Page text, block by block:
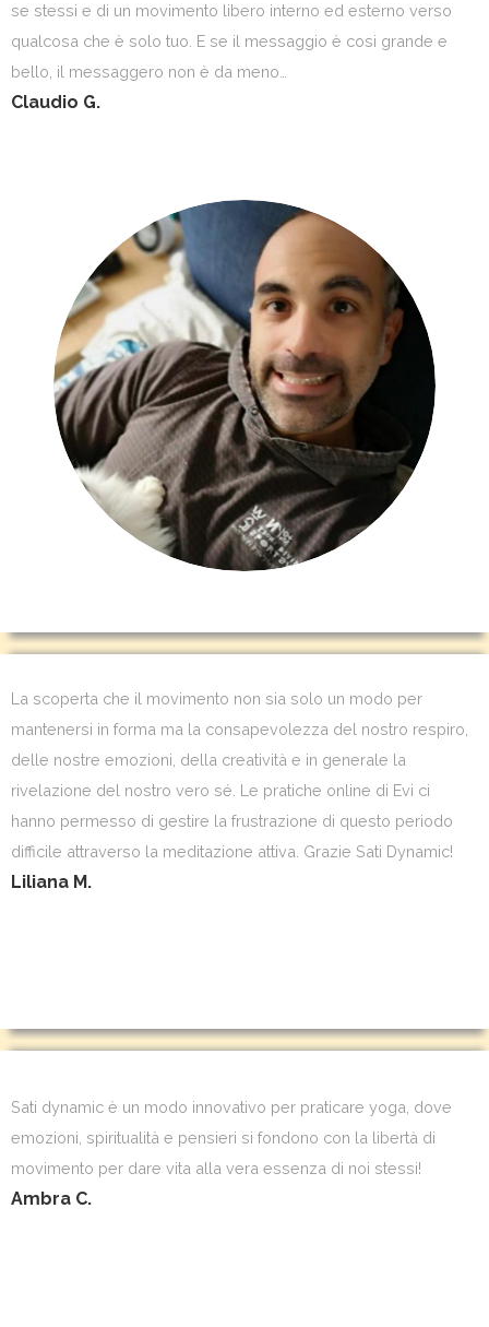
se stessi e di un movimento libero interno ed esterno verso
qualcosa che è solo tuo. E se il messaggio è cosi grande e
bello, il messaggero non è da meno…
Claudio G.
La scoperta che il movimento non sia solo un modo per
mantenersi in forma ma la consapevolezza del nostro respiro,
delle nostre emozioni, della creatività e in generale la
rivelazione del nostro vero sé. Le pratiche online di Evi ci
hanno permesso di gestire la frustrazione di questo periodo
difficile attraverso la meditazione attiva. Grazie Sati Dynamic!
Liliana M.
Sati dynamic è un modo innovativo per praticare yoga, dove
emozioni, spiritualità e pensieri si fondono con la libertà di
movimento per dare vita alla vera essenza di noi stessi!
Ambra C.